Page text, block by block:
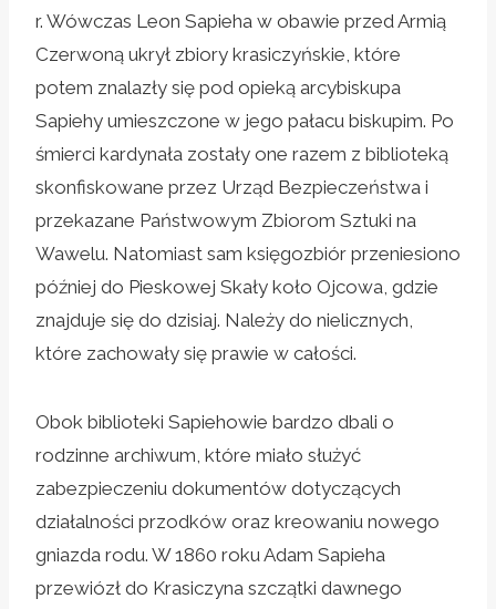
r. Wówczas Leon Sapieha w obawie przed Armią
Czerwoną ukrył zbiory krasiczyńskie, które
potem znalazły się pod opieką arcybiskupa
Sapiehy umieszczone w jego pałacu biskupim. Po
śmierci kardynała zostały one razem z biblioteką
skonfiskowane przez Urząd Bezpieczeństwa i
przekazane Państwowym Zbiorom Sztuki na
Wawelu. Natomiast sam księgozbiór przeniesiono
później do Pieskowej Skały koło Ojcowa, gdzie
znajduje się do dzisiaj. Należy do nielicznych,
które zachowały się prawie w całości.
Obok biblioteki Sapiehowie bardzo dbali o
rodzinne archiwum, które miało służyć
zabezpieczeniu dokumentów dotyczących
działalności przodków oraz kreowaniu nowego
gniazda rodu. W 1860 roku Adam Sapieha
przewiózł do Krasiczyna szczątki dawnego